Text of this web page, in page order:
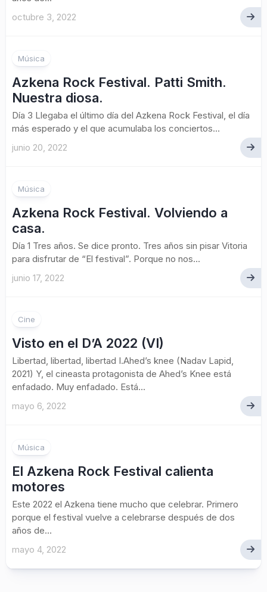
octubre 3, 2022
Música
Azkena Rock Festival. Patti Smith.
Nuestra diosa.
Día 3 Llegaba el último día del Azkena Rock Festival, el día
más esperado y el que acumulaba los conciertos...
junio 20, 2022
Música
Azkena Rock Festival. Volviendo a
casa.
Día 1 Tres años. Se dice pronto. Tres años sin pisar Vitoria
para disfrutar de “El festival”. Porque no nos...
junio 17, 2022
Cine
Visto en el D’A 2022 (VI)
Libertad, libertad, libertad I.Ahed’s knee (Nadav Lapid,
2021) Y, el cineasta protagonista de Ahed’s Knee está
enfadado. Muy enfadado. Está...
mayo 6, 2022
Música
El Azkena Rock Festival calienta
motores
Este 2022 el Azkena tiene mucho que celebrar. Primero
porque el festival vuelve a celebrarse después de dos
años de...
mayo 4, 2022